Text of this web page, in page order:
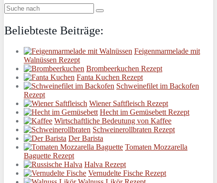
Beliebteste Beiträge:
Feigenmarmelade mit
Walnüssen Rezept
Brombeerkuchen Rezept
Fanta Kuchen Rezept
Schweinefilet im Backofen
Rezept
Wiener Saftfleisch Rezept
Hecht im Gemüsebett Rezept
Wirtschaftliche Bedeutung von Kaffee
Schweinerollbraten Rezept
Der Barista
Tomaten Mozzarella
Baguette Rezept
Halva Rezept
Vernudelte Fische Rezept